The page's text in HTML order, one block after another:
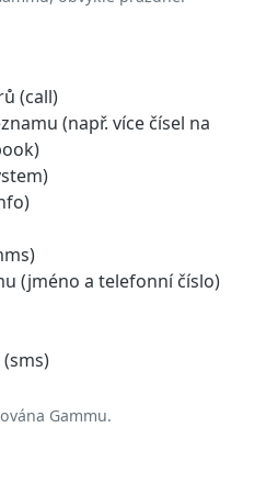
(call)
(např. více čísel na
(jméno a telefonní číslo)
Gammu.